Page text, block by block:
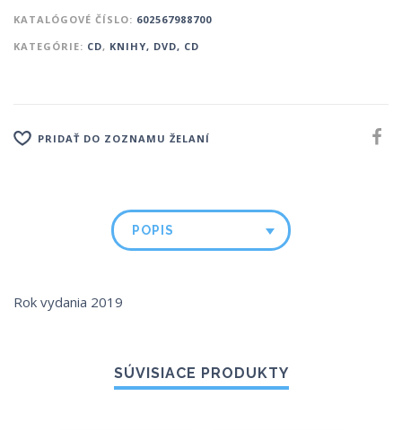
KATALÓGOVÉ ČÍSLO: 602567988700
KATEGÓRIE: CD, KNIHY, DVD, CD
PRIDAŤ DO ZOZNAMU ŽELANÍ
POPIS
Rok vydania 2019
SÚVISIACE PRODUKTY